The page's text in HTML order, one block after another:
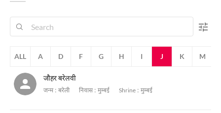
ALL A D F G H I J K M
जौहर बरेलवी
जन्म : बरेली निवास : मुम्बई Shrine : मुम्बई